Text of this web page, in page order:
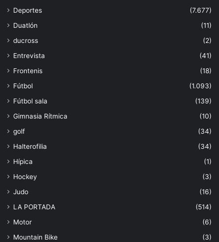
Deportes
(7.677)
Duatlón
(11)
ducross
(2)
Entrevista
(41)
Frontenis
(18)
Fútbol
(1.093)
Fútbol sala
(139)
Gimnasia Rítmica
(10)
golf
(34)
Halterofilia
(34)
Hípica
(1)
Hockey
(3)
Judo
(16)
LA PORTADA
(514)
Motor
(6)
Mountain Bike
(3)